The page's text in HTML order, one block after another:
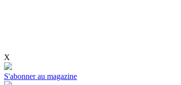
X
S'abonner au magazine